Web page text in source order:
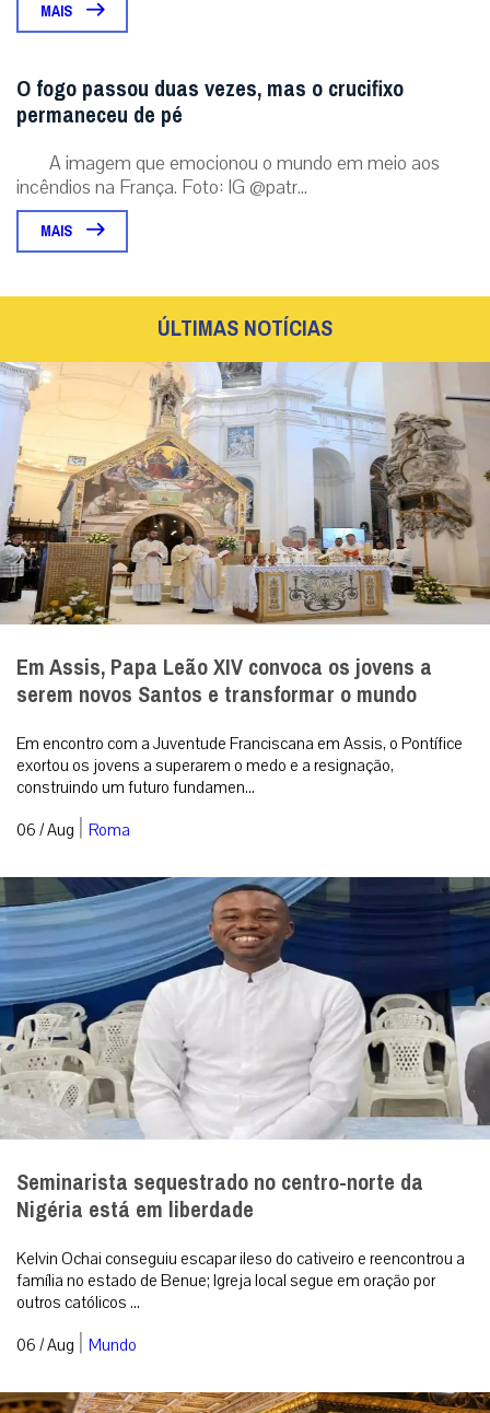
MAIS
O fogo passou duas vezes, mas o crucifixo
permaneceu de pé
A imagem que emocionou o mundo em meio aos
incêndios na França. Foto: IG @patr...
MAIS
ÚLTIMAS NOTÍCIAS
Em Assis, Papa Leão XIV convoca os jovens a
serem novos Santos e transformar o mundo
Em encontro com a Juventude Franciscana em Assis, o Pontífice
exortou os jovens a superarem o medo e a resignação,
construindo um futuro fundamen...
06 / Aug | Roma
Seminarista sequestrado no centro-norte da
Nigéria está em liberdade
Kelvin Ochai conseguiu escapar ileso do cativeiro e reencontrou a
família no estado de Benue; Igreja local segue em oração por
outros católicos ...
06 / Aug | Mundo